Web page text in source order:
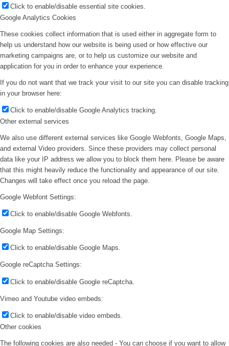
Click to enable/disable essential site cookies.
Google Analytics Cookies
These cookies collect information that is used either in aggregate form to
help us understand how our website is being used or how effective our
marketing campaigns are, or to help us customize our website and
application for you in order to enhance your experience.
If you do not want that we track your visit to our site you can disable tracking
in your browser here:
Click to enable/disable Google Analytics tracking.
Other external services
We also use different external services like Google Webfonts, Google Maps,
and external Video providers. Since these providers may collect personal
data like your IP address we allow you to block them here. Please be aware
that this might heavily reduce the functionality and appearance of our site.
Changes will take effect once you reload the page.
Google Webfont Settings:
Click to enable/disable Google Webfonts.
Google Map Settings:
Click to enable/disable Google Maps.
Google reCaptcha Settings:
Click to enable/disable Google reCaptcha.
Vimeo and Youtube video embeds:
Click to enable/disable video embeds.
Other cookies
The following cookies are also needed - You can choose if you want to allow